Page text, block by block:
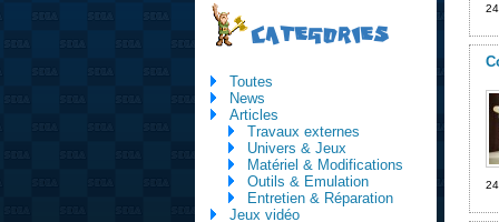
CATEGORIES
Toutes
News
Articles
Travaux externes
Univers & Jeux
Matériel & Modifications
Outils & Emulation
Entretien & Réparation
Jeux vidéo